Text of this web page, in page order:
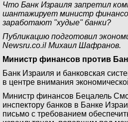
Что Банк Израиля запретил
шантажирует министр
заработают "худые" банки?
Публикацию подготовил
Newsru.co.il Михаил Шафранов.
Министр финансов против
Банк Израиля и банковская
в центре внимания
Министр финансов Бецалель
инспектору банков в Банке
письмо с требованием